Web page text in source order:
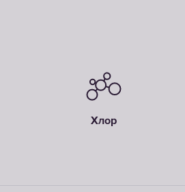
Хлор